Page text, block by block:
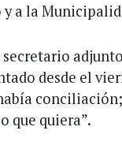
a la
desde el
que quiera”.